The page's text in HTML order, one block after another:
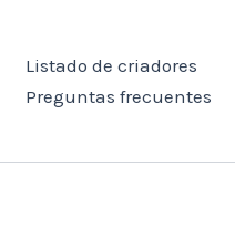
Listado de criadores
Preguntas frecuentes